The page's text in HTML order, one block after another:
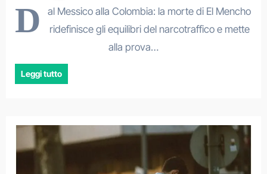
D
al Messico alla Colombia: la morte di El Mencho
ridefinisce gli equilibri del narcotraffico e mette
alla prova…
Leggi tutto